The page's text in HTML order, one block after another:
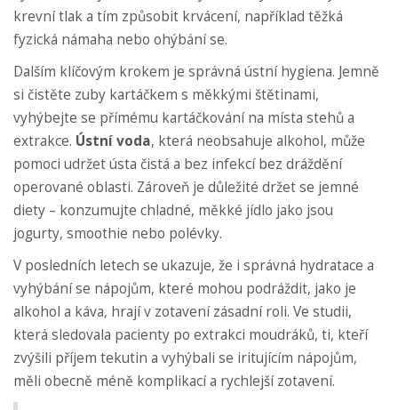
krevní tlak a tím způsobit krvácení, například těžká
fyzická námaha nebo ohýbání se.
Dalším klíčovým krokem je správná ústní hygiena. Jemně
si čistěte zuby kartáčkem s měkkými štětinami,
vyhýbejte se přímému kartáčkování na místa stehů a
extrakce. Ústní voda, která neobsahuje alkohol, může
pomoci udržet ústa čistá a bez infekcí bez dráždění
operované oblasti. Zároveň je důležité držet se jemné
diety – konzumujte chladné, měkké jídlo jako jsou
jogurty, smoothie nebo polévky.
V posledních letech se ukazuje, že i správná hydratace a
vyhýbání se nápojům, které mohou podráždit, jako je
alkohol a káva, hrají v zotavení zásadní roli. Ve studii,
která sledovala pacienty po extrakci moudráků, ti, kteří
zvýšili příjem tekutin a vyhýbali se iritujícím nápojům,
měli obecně méně komplikací a rychlejší zotavení.